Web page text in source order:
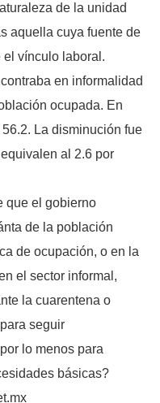
de la unidad
aquella cuya fuente de
el vínculo laboral.
en informalidad
ocupada. En
La disminución fue
al 2.6 por
que el gobierno
de la población
de ocupación, o en la
el sector informal,
la cuarentena o
seguir
lo menos para
básicas?